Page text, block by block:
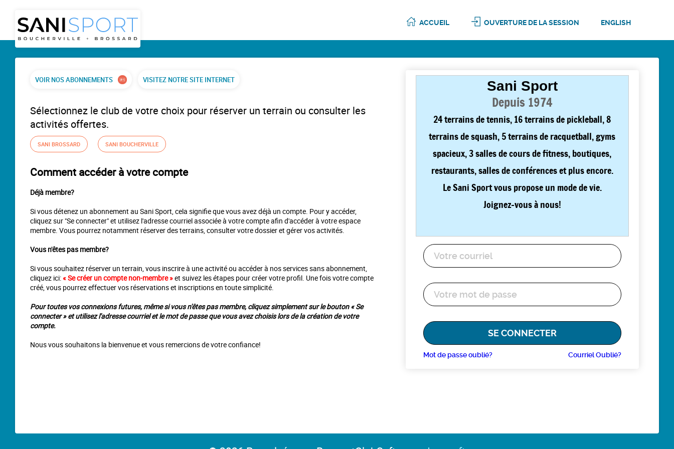
ACCUEIL OUVERTURE DE LA SESSION ENGLISH
Sani Sport
Depuis 1974
24 terrains de tennis, 16 terrains de pickleball, 8
terrains de squash, 5 terrains de racquetball, gyms
spacieux, 3 salles de cours de fitness, boutiques,
restaurants, salles de conférences et plus encore.
Le Sani Sport vous propose un mode de vie.
Joignez-vous à nous!
Mot de passe oublié? Courriel Oublié?
VOIR NOS ABONNEMENTS VISITEZ NOTRE SITE INTERNET
Sélectionnez le club de votre choix pour réserver un terrain ou consulter les
activités offertes.
SANI BROSSARD SANI BOUCHERVILLE
Comment accéder à votre compte
Déjà membre?
Si vous détenez un abonnement au Sani Sport, cela signifie que vous avez déjà un compte. Pour y accéder,
cliquez sur "Se connecter" et utilisez l'adresse courriel associée à votre compte afin d'accéder à votre espace
membre. Vous pourrez notamment réserver des terrains, consulter votre dossier et gérer vos activités.
Vous n'êtes pas membre?
Si vous souhaitez réserver un terrain, vous inscrire à une activité ou accéder à nos services sans abonnement,
cliquez ici:« Se créer un compte non-membre »et suivez les étapes pour créer votre profil. Une fois votre compte
créé, vous pourrez effectuer vos réservations et inscriptions en toute simplicité.
Pour toutes vos connexions futures, même si vous n'êtes pas membre, cliquez simplement sur le bouton « Se
connecter » et utilisez l'adresse courriel et le mot de passe que vous avez choisis lors de la création de votre
compte.
Nous vous souhaitons la bienvenue et vous remercions de votre confiance!